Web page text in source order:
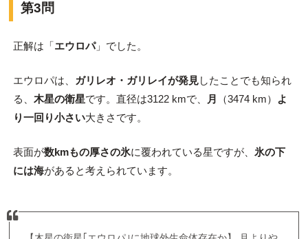
第3問
正解は「 エウロパ」でした。
エウロパは、 ガリレオ・ガリレイが発見したことでも知られ
る、 木星の衛星です。直径は3122 kmで、 月 （3474 km）
よ
り一回り小さい大きさです。
表面が数kmもの厚さの氷に覆われている星ですが、 氷の下
には海があると考えられています。